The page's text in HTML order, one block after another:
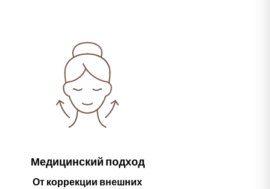
Медицинский подход
От коррекции внешних